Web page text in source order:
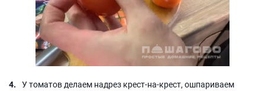
У томатов делаем надрез крест-на-крест, ошпариваем